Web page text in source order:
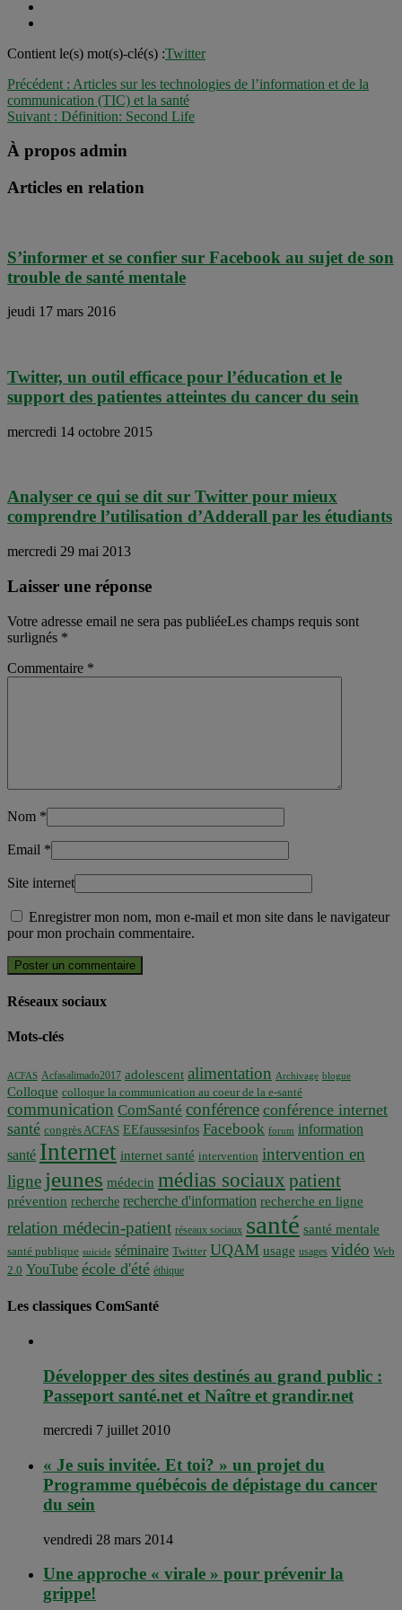
Contient le(s) mot(s)-clé(s) :Twitter
Précédent : Articles sur les technologies de l’information et de la
communication (TIC) et la santé
Suivant : Définition: Second Life
À propos admin
Articles en relation
S’informer et se confier sur Facebook au sujet de son
trouble de santé mentale
jeudi 17 mars 2016
Twitter, un outil efficace pour l’éducation et le
support des patientes atteintes du cancer du sein
mercredi 14 octobre 2015
Analyser ce qui se dit sur Twitter pour mieux
comprendre l’utilisation d’Adderall par les étudiants
mercredi 29 mai 2013
Laisser une réponse
Votre adresse email ne sera pas publiéeLes champs requis sont
surlignés *
Commentaire *
Nom *
Email *
Site internet
Enregistrer mon nom, mon e-mail et mon site dans le navigateur
pour mon prochain commentaire.
Réseaux sociaux
Mots-clés
ACFAS Acfasalimado2017 adolescent alimentation Archivage blogue
Colloque colloque la communication au coeur de la e-santé
communication ComSanté conférence conférence internet
santé congrès ACFAS EEfaussesinfos Facebook forum information
santé Internet internet santé intervention intervention en
ligne jeunes médecin médias sociaux patient
prévention recherche recherche d'information recherche en ligne
relation médecin-patient réseaux sociaux santé santé mentale
santé publique suicide séminaire Twitter UQAM usage usages vidéo Web
2.0 YouTube école d'été éthique
Les classiques ComSanté
Développer des sites destinés au grand public :
Passeport santé.net et Naître et grandir.net
mercredi 7 juillet 2010
« Je suis invitée. Et toi? » un projet du
Programme québécois de dépistage du cancer
du sein
vendredi 28 mars 2014
Une approche « virale » pour prévenir la
grippe!